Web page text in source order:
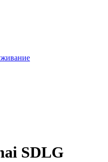
SDLG